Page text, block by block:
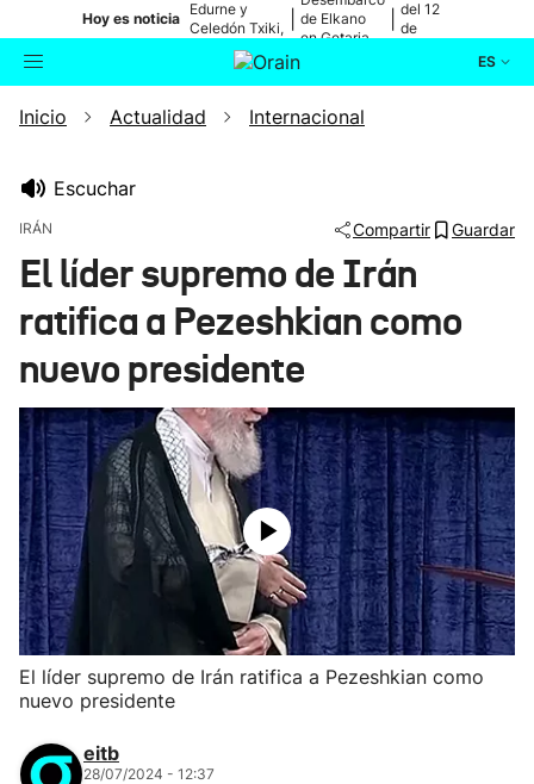
Hoy es noticia
Edurne y
Celedón Txiki,
en directo
de Elkano
en Getaria
del 12
de
ES
Buscador Actualidad
Ikusmiran
Eguraldia
Inicio Actualidad Internacional
Escuchar
IRÁN Compartir Guardar
El líder supremo de Irán
ratifica a Pezeshkian como
nuevo presidente
El líder supremo de Irán ratifica a Pezeshkian como
nuevo presidente
eitb
28/07/2024 - 12:37